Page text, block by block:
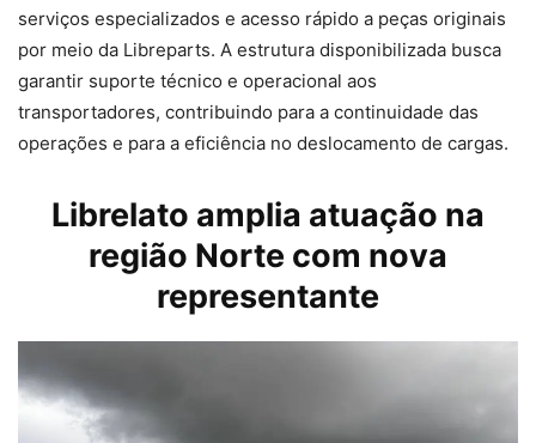
serviços especializados e acesso rápido a peças originais
por meio da Libreparts. A estrutura disponibilizada busca
garantir suporte técnico e operacional aos
transportadores, contribuindo para a continuidade das
operações e para a eficiência no deslocamento de cargas.
Librelato amplia atuação na
região Norte com nova
representante